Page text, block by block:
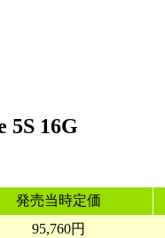
5S 16G
発売当時定価
95,760円